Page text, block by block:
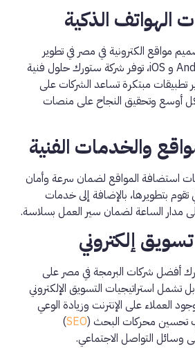
الهواتف الذكية
مواقع الكترونية في مصر في تطوير
التطبيقات لأنظمة Android و iOS، توفر شركة ستورك حلول فنية
تطبيقات مبتكرة تساعد الشركات على
أوسع وتحقيق النجاح على منصات
والخدمات الفنية
استضافة المواقع لضمان سرعة وأمان
تقوم بتطويرها، بالإضافة إلى خدمات
مدار الساعة لضمان سير العمل بسلاسة.
إلكتروني
أفضل شركات البرمجة في مصر على
تشمل استراتيجيات التسويق الإلكتروني
العملاء على الإنترنت وزيادة الوعي
تحسين محركات البحث (SEO
)
وسائل التواصل الاجتماعي.